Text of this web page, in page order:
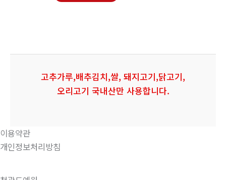
고추가루,배추김치,쌀, 돼지고기,닭고기,
오리고기 국내산만 사용합니다.
이용약관
개인정보처리방침